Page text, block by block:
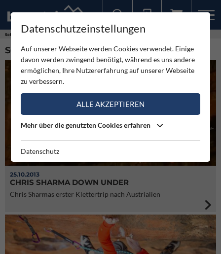
Schlagworte
SCHLAGWORT: AUSTRALIEN KLETTERN (5)
25.10.2013
CHRIS SHARMA DOWN UNDER
Chris Sharmas erster Klettertrip nach Austrialien
Datenschutzeinstellungen
Auf unserer Webseite werden Cookies verwendet. Einige
davon werden zwingend benötigt, während es uns andere
ermöglichen, Ihre Nutzererfahrung auf unserer Webseite
zu verbessern.
ALLE AKZEPTIEREN
Mehr über die genutzten Cookies erfahren
Datenschutz